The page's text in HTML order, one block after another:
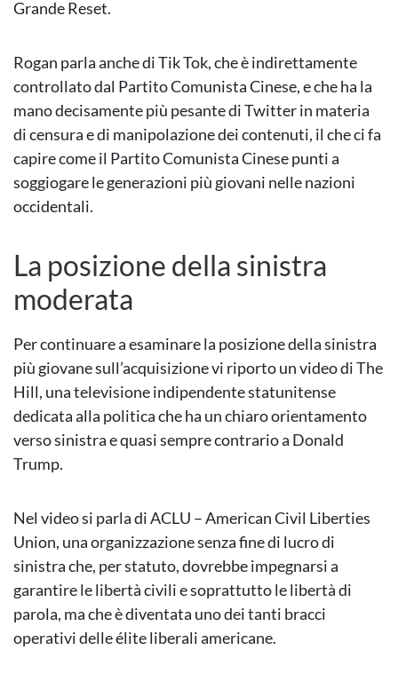
Grande Reset.
Rogan parla anche di Tik Tok, che è indirettamente
controllato dal Partito Comunista Cinese, e che ha la
mano decisamente più pesante di Twitter in materia
di censura e di manipolazione dei contenuti, il che ci fa
capire come il Partito Comunista Cinese punti a
soggiogare le generazioni più giovani nelle nazioni
occidentali.
La posizione della sinistra
moderata
Per continuare a esaminare la posizione della sinistra
più giovane sull’acquisizione vi riporto un video di The
Hill, una televisione indipendente statunitense
dedicata alla politica che ha un chiaro orientamento
verso sinistra e quasi sempre contrario a Donald
Trump.
Nel video si parla di ACLU – American Civil Liberties
Union, una organizzazione senza fine di lucro di
sinistra che, per statuto, dovrebbe impegnarsi a
garantire le libertà civili e soprattutto le libertà di
parola, ma che è diventata uno dei tanti bracci
operativi delle élite liberali americane.